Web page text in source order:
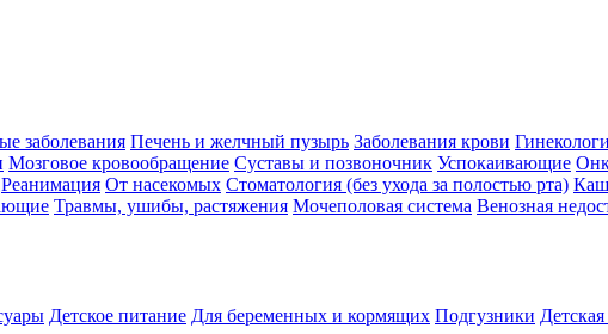
заболевания Печень и желчный пузырь Заболевания крови
Мозговое кровообращение Суставы и позвоночник Успокаивающие
Реанимация От насекомых Стоматология (без ухода за полостью рта)
Травмы, ушибы, растяжения Мочеполовая система Венозная
Детское питание Для беременных и кормящих Подгузники